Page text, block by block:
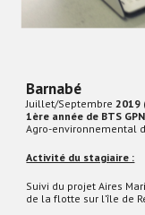
Barnabé
Juillet/Septembre2019
1ère année de BTS GPN
Agro-environnemental
Activité du stagiaire :
Suivi du projet Aires
de la flotte sur l’île de